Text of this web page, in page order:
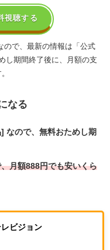
視聴する
ので、最新の情報は「公式
し期間終了後に、月額の支
なる
なので、無料おためし期
、月額888円でも安いくら
ビジョン